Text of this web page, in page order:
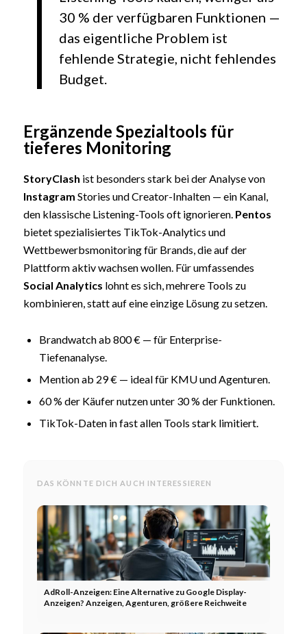
30 % der verfügbaren Funktionen —
das eigentliche Problem ist
fehlende Strategie, nicht fehlendes
Budget.
Ergänzende Spezialtools für
tieferes Monitoring
StoryClash ist besonders stark bei der Analyse von
Instagram Stories und Creator-Inhalten — ein Kanal,
den klassische Listening-Tools oft ignorieren. Pentos
bietet spezialisiertes TikTok-Analytics und
Wettbewerbsmonitoring für Brands, die auf der
Plattform aktiv wachsen wollen. Für umfassendes
Social Analytics lohnt es sich, mehrere Tools zu
kombinieren, statt auf eine einzige Lösung zu setzen.
Brandwatch ab 800 € — für Enterprise-
Tiefenanalyse.
Mention ab 29 € — ideal für KMU und Agenturen.
60 % der Käufer nutzen unter 30 % der Funktionen.
TikTok-Daten in fast allen Tools stark limitiert.
DAS KÖNNTE DICH AUCH INTERESSIEREN
AdRoll-Anzeigen: Eine Alternative zu Google Display-
Anzeigen? Anzeigen, Agenturen, größere Reichweite